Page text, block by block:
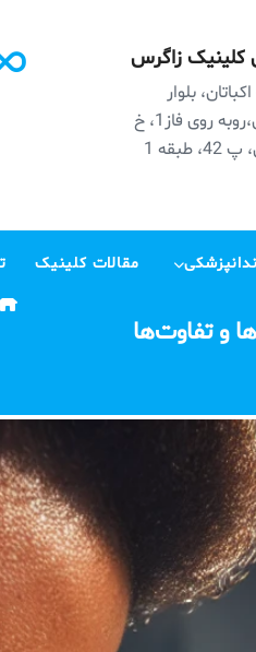
کلینیک زاگرس
بلوار
نفیسی،روبه روی فاز1، خ
طبقه 1
مقالات کلینیک
و تفاوت‌ها